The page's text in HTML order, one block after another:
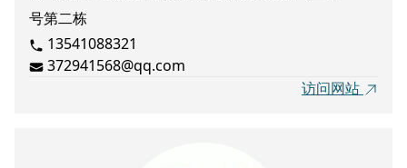
号第二栋
13541088321
372941568@qq.com
访问网站